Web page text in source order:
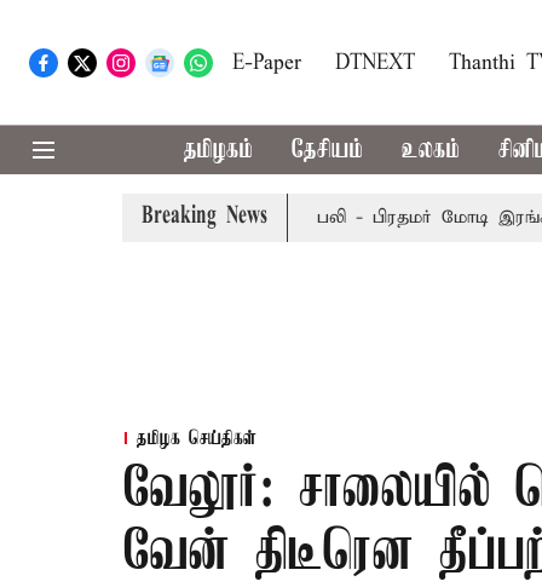
E-Paper DTNEXT Thanthi
தமிழகம் தேசியம் உலகம்
Breaking News
பேருந்து விபத்து; 7 பேர் பலி - பிரதமர் மோடி இரங்கல்
தமிழக செய்திகள்
வேலூர்: சாலையில்
வேன் திடீரென